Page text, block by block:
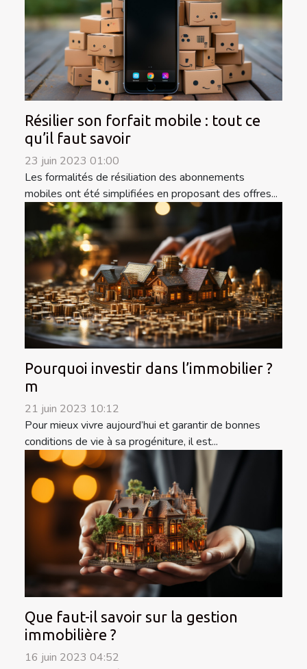
Résilier son forfait mobile : tout ce
qu’il faut savoir
23 juin 2023 01:00
Les formalités de résiliation des abonnements
mobiles ont été simplifiées en proposant des offres...
Pourquoi investir dans l’immobilier ?
m
21 juin 2023 10:12
Pour mieux vivre aujourd’hui et garantir de bonnes
conditions de vie à sa progéniture, il est...
Que faut-il savoir sur la gestion
immobilière ?
16 juin 2023 04:52